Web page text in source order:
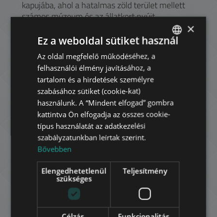
kapujába, ahol a hatalmas zöld terület mellett
számos múzeum és az állatkert nyújt
lakóknak.
A Deák tértől elindulva a kontinens első
földalatti vasútján (M1) utazva érintjük a
világhírű Operát, vagy akár az Oktogonnál
átszállhatunk a 4-6-os villamosvonalra is, ami
a Nagykörúton visz bennünket keresztül a fél
városon. Az Eiffel által tervezett Nyugati
Pályaudvar mellett található a Westend City
Center, Budapest egyik legnagyobb
bevásárlóközpontja (és egyben irodaház is), ami
kikapcsolódni vágyókat. További éttermek és
kávézók sorakoznak mind az Andrássy úton,
mind a Liszt Ferenc tér hangulatos fái alatt.
A Nagymező utcában több színház kínálja
FRENCH
ARABIC
×
Ez a weboldal sütiket használ
Az oldal megfelelő működéséhez, a
felhasználói élmény javításához, a
tartalom és a hirdetések személyre
szabásához sütiket (cookie-kat)
használunk. A “Mindent elfogad” gombra
kattintva Ön elfogadja az összes cookie-
típus használatát az adatkezelési
szabályzatunkban leírtak szerint.
Bővebben
Elengedhetetlenül
szükséges
Teljesítmény